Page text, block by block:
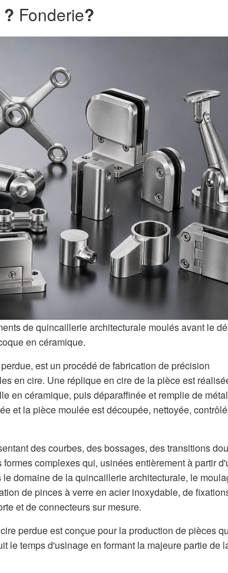
Fonderie?
de quincaillerie architecturale moulés avant le
en céramique.
est un procédé de fabrication de précision
en cire. Une réplique en cire de la pièce est
en céramique, puis déparaffinée et remplie de
et la pièce moulée est découpée, nettoyée,
des courbes, des bossages, des transitions
complexes qui, usinées entièrement à partir
domaine de la quincaillerie architecturale, le
de pinces à verre en acier inoxydable, de
et de connecteurs sur mesure.
perdue est conçue pour la production de pièces
le temps d'usinage en formant la majeure partie de